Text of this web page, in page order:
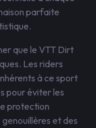
parfaite
que le VTT Dirt
Les riders
à ce sport
pour éviter les
protection
et des